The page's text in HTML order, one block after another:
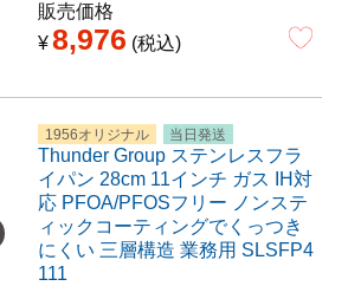
販売価格
¥8,976 税込
1956オリジナル 当日発送
Thunder Group ステンレスフラ
イパン 28cm 11インチ ガス IH対
応 PFOA/PFOSフリー ノンステ
ィックコーティングでくっつき
にくい 三層構造 業務用 SLSFP4
111